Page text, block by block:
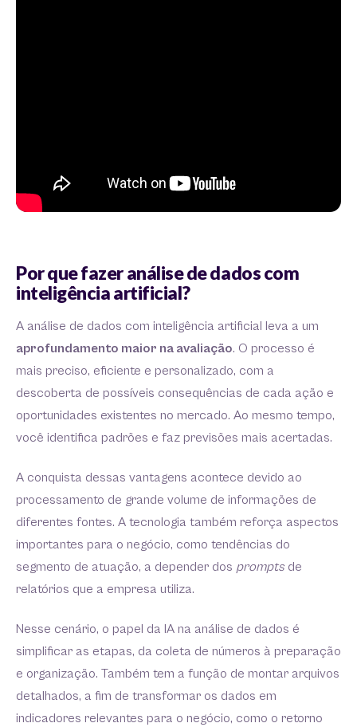
Por que fazer análise de dados com
inteligência artificial?
A análise de dados com inteligência artificial leva a um
aprofundamento maior na avaliação. O processo é
mais preciso, eficiente e personalizado, com a
descoberta de possíveis consequências de cada ação e
oportunidades existentes no mercado. Ao mesmo tempo,
você identifica padrões e faz previsões mais acertadas.
A conquista dessas vantagens acontece devido ao
processamento de grande volume de informações de
diferentes fontes. A tecnologia também reforça aspectos
importantes para o negócio, como tendências do
segmento de atuação, a depender dos prompts de
relatórios que a empresa utiliza.
Nesse cenário, o papel da IA na análise de dados é
simplificar as etapas, da coleta de números à preparação
e organização. Também tem a função de montar arquivos
detalhados, a fim de transformar os dados em
indicadores relevantes para o negócio, como o retorno